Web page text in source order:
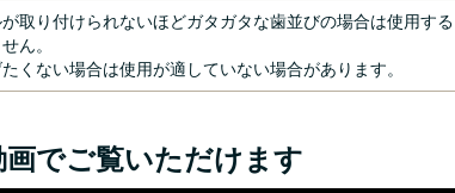
が取り付けられないほどガタガタな歯並びの場合は使用する
ん。
たくない場合は使用が適していない場合があります。
でご覧いただけます